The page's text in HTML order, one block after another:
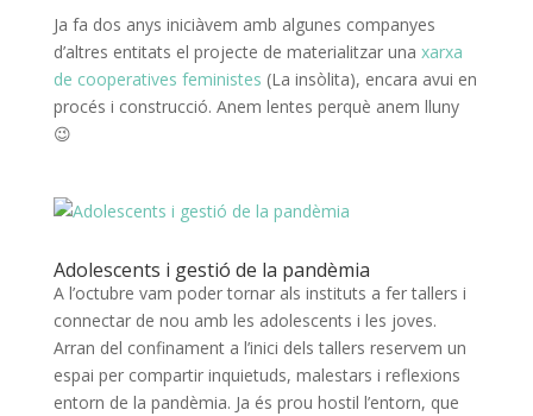
Ja fa dos anys iniciàvem amb algunes companyes
d’altres entitats el projecte de materialitzar una xarxa
de cooperatives feministes (La insòlita), encara avui en
procés i construcció. Anem lentes perquè anem lluny
😉
Adolescents i gestió de la pandèmia
A l’octubre vam poder tornar als instituts a fer tallers i
connectar de nou amb les adolescents i les joves.
Arran del confinament a l’inici dels tallers reservem un
espai per compartir inquietuds, malestars i reflexions
entorn de la pandèmia. Ja és prou hostil l’entorn, que